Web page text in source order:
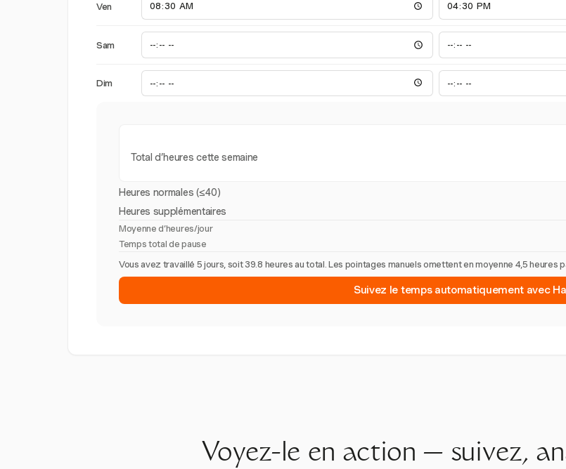
Ven
Sam
Dim
Total d’heures cette semaine
Heures normales (≤40)
Heures supplémentaires
Moyenne d’heures/jour
Temps total de pause
Vous avez travaillé 5 jours, soit 39.8 heures au total. Les pointages manuels omettent en moyenne 4,5
Suivez le temps automatiquement avec
Voyez-le en action — suivez,